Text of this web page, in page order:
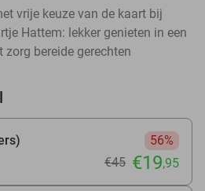
vrije keuze van de kaart bij
Hattem: lekker genieten in een
bereide gerechten
56%
€45 €19,95